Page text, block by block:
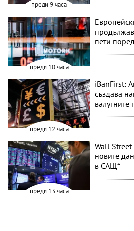
преди 9 часа
преди 10 часа
пети
преди 12 часа
iBanFirst:
създава
валутните
преди 13 часа
Wall Street
новите
в САЩ*